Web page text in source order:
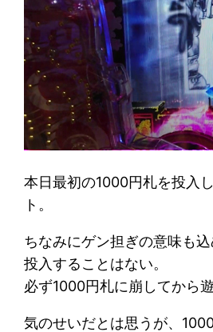
本日最初の1000円札を投入
ト。
ちなみにゲン担ぎの意味も
投入することはない。
必ず1000円札に崩してから
気のせいだとは思うが、